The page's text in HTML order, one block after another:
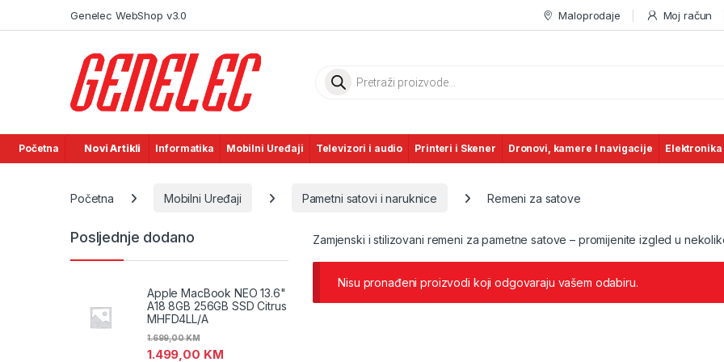
Genelec WebShop v3.0 Maloprodaje Moj račun
Products search
Početna Novi Artikli Informatika Mobilni Uređaji Televizori i audio Printeri i Skener Dronovi, kamere I navigacije Elektronika
Početna Mobilni Uređaji Pametni satovi i naruknice Remeni za satove
Zamjenski i stilizovani remeni za pametne satove – promijenite izgled u
Nisu pronađeni proizvodi koji odgovaraju vašem odabiru.
Posljednje dodano
Apple MacBook NEO 13.6"
A18 8GB 256GB SSD Citrus
MHFD4LL/A
1.499,00 KM
1.699,00KM